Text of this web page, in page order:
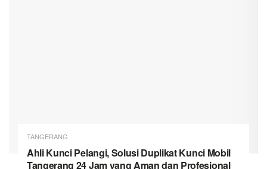
TANGERANG
Ahli Kunci Pelangi, Solusi Duplikat Kunci Mobil
Tangerang 24 Jam yang Aman dan Profesional